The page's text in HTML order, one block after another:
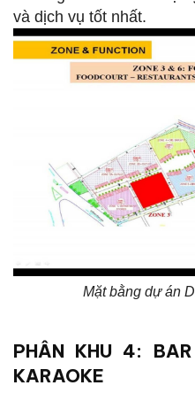
và dịch vụ tốt nhất.
Mặt bằng dự án
PHÂN KHU 4:
KARAOKE